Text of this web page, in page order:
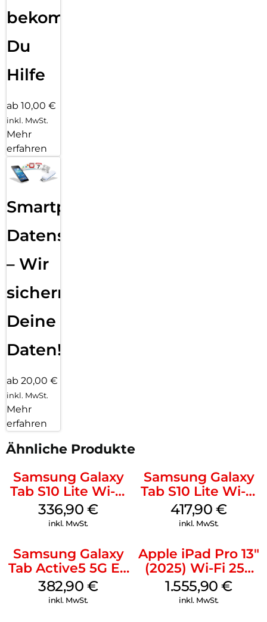
bekommst
Du
Hilfe
ab 10,00 €
inkl. MwSt.
Mehr
erfahren
Smartphone
Datensicherung
– Wir
sichern
Deine
Daten!
ab 20,00 €
inkl. MwSt.
Mehr
erfahren
Ähnliche Produkte
Samsung Galaxy
Tab S10 Lite Wi-Fi
128 GB Silver
336,90€
inkl. MwSt.
Samsung Galaxy
Tab S10 Lite Wi-Fi
256 GB Silver
417,90€
inkl. MwSt.
Samsung Galaxy
Tab Active5 5G EE
128 GB Black
382,90€
inkl. MwSt.
Apple iPad Pro 13″
(2025) Wi-Fi 256
GB Standardglas
Space Schwarz
1.555,90€
inkl. MwSt.